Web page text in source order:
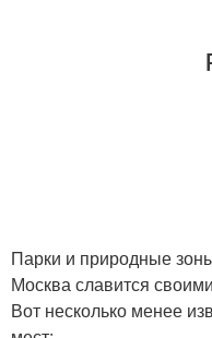
Парки и природные
Москва славится
Вот несколько менее